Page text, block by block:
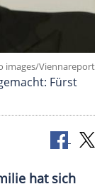
images/Viennareport
Fürst
hat sich